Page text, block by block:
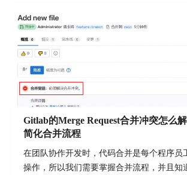
权限，GitLab能够帮助团队实现更加
工作流程。随着技术的不断进步和社
展，GitLab将继续为软件开发团队提
四、如何在GitLab中有效管理权限
为了在GitLab中有效管理权限，团队
不同的权限级别有清晰的理解，并
角色和责任合理分配权限。以下是
Gitlab的Merge Request合并冲突怎么
简化合并流程
在团队协作开发时，代码合并是每个程序员
操作，所以我们需要掌握合并流程，并且知